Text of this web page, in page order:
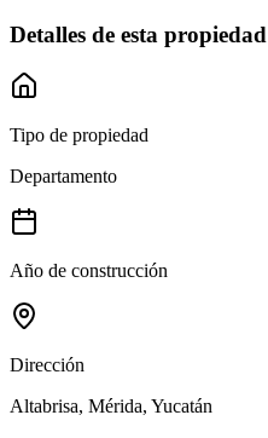
Detalles de esta propiedad
Tipo de propiedad
Departamento
Año de construcción
Dirección
Altabrisa, Mérida, Yucatán